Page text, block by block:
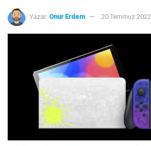
Yazar: Onur Erdem 20 Temmuz 2022